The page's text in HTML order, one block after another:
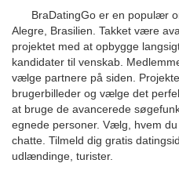
BraDatingGo er en populær
Alegre, Brasilien. Takket være
projektet med at opbygge
kandidater til venskab.
vælge partnere på siden.
brugerbilleder og vælge det
at bruge de avancerede
egnede personer. Vælg, hvem
chatte. Tilmeld dig gratis
udlændinge, turister.